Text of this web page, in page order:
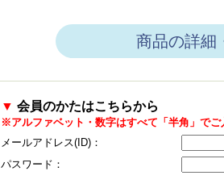
商品の詳細
▼ 会員のかたはこちらから
※アルファベット・数字はすべて「半角」でご
メールアドレス(ID)：
パスワード：